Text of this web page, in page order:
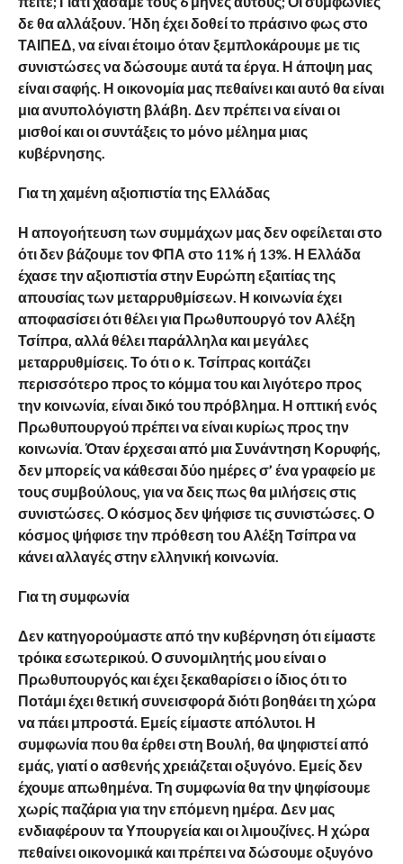
δε θα αλλάξουν. Ήδη έχει δοθεί το πράσινο φως στο
ΤΑΙΠΕΔ, να είναι έτοιμο όταν ξεμπλοκάρουμε με τις
συνιστώσες να δώσουμε αυτά τα έργα. Η άποψη μας
είναι σαφής. Η οικονομία μας πεθαίνει και αυτό θα είναι
μια ανυπολόγιστη βλάβη. Δεν πρέπει να είναι οι
μισθοί και οι συντάξεις το μόνο μέλημα μιας
κυβέρνησης.
Για τη χαμένη αξιοπιστία της Ελλάδας
Η απογοήτευση των συμμάχων μας δεν οφείλεται στο
ότι δεν βάζουμε τον ΦΠΑ στο 11% ή 13%. Η Ελλάδα
έχασε την αξιοπιστία στην Ευρώπη εξαιτίας της
απουσίας των μεταρρυθμίσεων. Η κοινωνία έχει
αποφασίσει ότι θέλει για Πρωθυπουργό τον Αλέξη
Τσίπρα, αλλά θέλει παράλληλα και μεγάλες
μεταρρυθμίσεις. Το ότι ο κ. Τσίπρας κοιτάζει
περισσότερο προς το κόμμα του και λιγότερο προς
την κοινωνία, είναι δικό του πρόβλημα. Η οπτική ενός
Πρωθυπουργού πρέπει να είναι κυρίως προς την
κοινωνία. Όταν έρχεσαι από μια Συνάντηση Κορυφής,
δεν μπορείς να κάθεσαι δύο ημέρες σ’ ένα γραφείο με
τους συμβούλους, για να δεις πως θα μιλήσεις στις
συνιστώσες. Ο κόσμος δεν ψήφισε τις συνιστώσες. Ο
κόσμος ψήφισε την πρόθεση του Αλέξη Τσίπρα να
κάνει αλλαγές στην ελληνική κοινωνία.
Για τη συμφωνία
Δεν κατηγορούμαστε από την κυβέρνηση ότι είμαστε
τρόικα εσωτερικού. Ο συνομιλητής μου είναι ο
Πρωθυπουργός και έχει ξεκαθαρίσει ο ίδιος ότι το
Ποτάμι έχει θετική συνεισφορά διότι βοηθάει τη χώρα
να πάει μπροστά. Εμείς είμαστε απόλυτοι. Η
συμφωνία που θα έρθει στη Βουλή, θα ψηφιστεί από
εμάς, γιατί ο ασθενής χρειάζεται οξυγόνο. Εμείς δεν
έχουμε απωθημένα. Τη συμφωνία θα την ψηφίσουμε
χωρίς παζάρια για την επόμενη ημέρα. Δεν μας
ενδιαφέρουν τα Υπουργεία και οι λιμουζίνες. Η χώρα
πεθαίνει οικονομικά και πρέπει να δώσουμε οξυγόνο